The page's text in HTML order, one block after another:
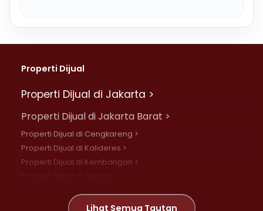
Properti Dijual
Properti Dijual di Jakarta >
Properti Dijual di Jakarta Barat >
Properti Dijual di Cengkareng >
Properti Dijual di Kalideres >
Properti Dijual di Kembangan >
Properti Dijual di Meruya >Lihat Semua Tautan